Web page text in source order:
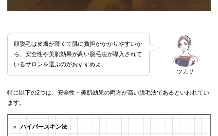
ツカサ
顔脱毛は皮膚が薄くて肌に負担がかかりやすいか
ら、安全性や美肌効果が高い脱毛法が導入されて
いるサロンを選ぶのがおすすめよ。
特に以下の2つは、安全性・美肌効果の両方が高い脱毛法であるといわれてい
ます。
ハイパースキン法